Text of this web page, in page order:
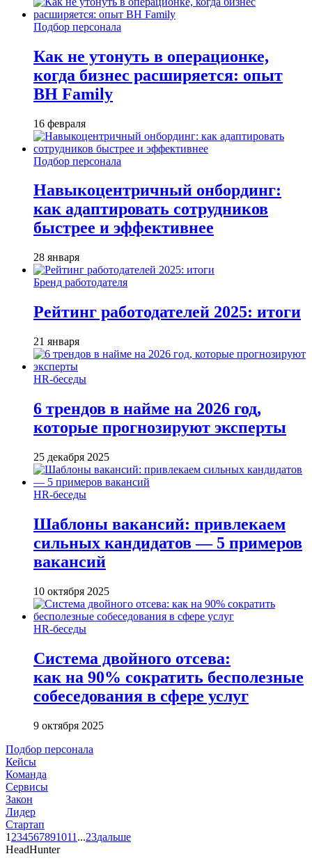
Подбор персонала
Как не утонуть в операционке,
когда бизнес расширяется: опыт
BH Family
16 февраля
Подбор персонала
Навыкоцентричный онбординг:
как адаптировать сотрудников
быстрее и эффективнее
28 января
Бренд работодателя
Рейтинг работодателей 2025: итоги
21 января
HR-беседы
6 трендов в найме на 2026 год,
которые прогнозируют эксперты
25 декабря 2025
HR-беседы
Шаблоны вакансий: привлекаем
сильных кандидатов — 5 примеров
вакансий
10 октября 2025
HR-беседы
Система двойного отсева:
как на 90% сократить бесполезные
собеседования в сфере услуг
9 октября 2025
Подбор персонала
Кейсы
Команда
Сервисы
Закон
Лидер
Стартап
1 234567891011 ...23дальше
HeadHunter